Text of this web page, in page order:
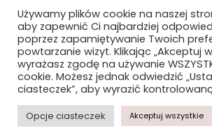
Moje konto
Zamówienie
Copyright 2026 ©Moi-
Używamy plików cookie na naszej
aby zapewnić Ci najbardziej
poprzez zapamiętywanie Twoich
powtarzanie wizyt. Klikając „Akceptuj
wyrażasz zgodę na używanie
cookie. Możesz jednak odwiedzić
ciasteczek”, aby wyrazić
Opcje ciasteczek Akceptuj wszystkie